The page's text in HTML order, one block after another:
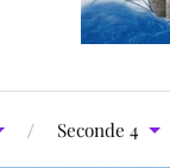
Seconde 4